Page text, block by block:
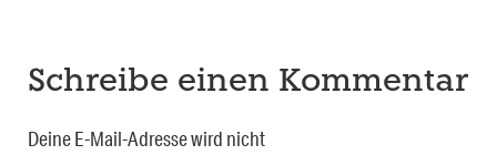
Schreibe einen Kommentar
Deine E-Mail-Adresse wird nicht